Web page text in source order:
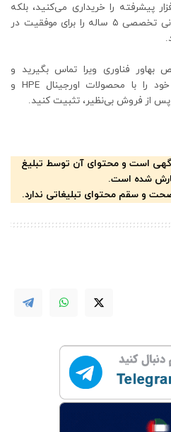
پیشرفته را خریداری می‌کنید، بلکه
پایداری، اصالت و یک تیم پشتیبانی تخصصی ۵ ساله را برای موفقیت در
فناوری ویرا تماس بگیرید و
زیرساخت هوش مصنوعی مولد خود را با محصولات اورجینال HPE و
است و محتوای آن توسط تبلیغ
شده است.
و سقم محتوای تبلیغاتی ندارد.